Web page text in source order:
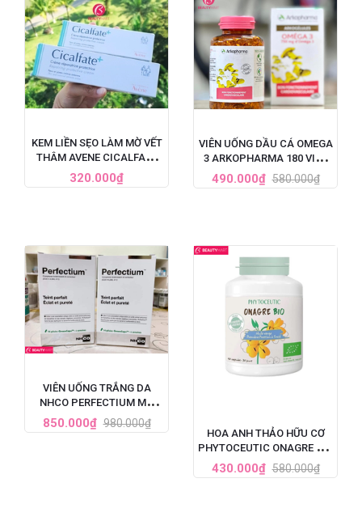
KEM LIỀN SẸO LÀM MỜ VẾT
THÂM AVENE CICALFATE
CỦA PHÁP
320.000₫
VIÊN UỐNG DẦU CÁ OMEGA
3 ARKOPHARMA 180 VIÊN
PHÁP
490.000₫ 580.000₫
VIÊN UỐNG TRẮNG DA
NHCO PERFECTIUM MỜ
THÂM, GIẢM TÀN NHANG
PHÁP HỘP 56 VIÊN
850.000₫ 980.000₫
HOA ANH THẢO HỮU CƠ
PHYTOCEUTIC ONAGRE BIO
90 VIÊN CỦA PHÁP
430.000₫ 580.000₫